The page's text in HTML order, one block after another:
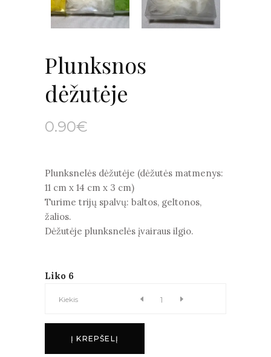
Plunksnos
dėžutėje
0.90€
Plunksnelės dėžutėje (dėžutės matmenys:
11 cm x 14 cm x 3 cm)
Turime trijų spalvų: baltos, geltonos,
žalios.
Dėžutėje plunksnelės įvairaus ilgio.
Liko 6
Plunksnos
Kiekis
Į KREPŠELĮ